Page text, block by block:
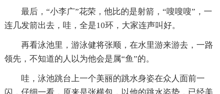
最后，“小李广”花荣，他比的是射箭，“嗖嗖嗖”，一
连几发箭出去，哇，全是10环，大家连声叫好。
再看泳池里，游泳健将张顺，在水里游来游去，一路
领先，不知道的人以为他会是属“鱼”的。
哇，泳池跳台上一个美丽的跳水身姿在众人面前一
闪，仔细一看，原来是张横包，以他的跳水姿势，已经美